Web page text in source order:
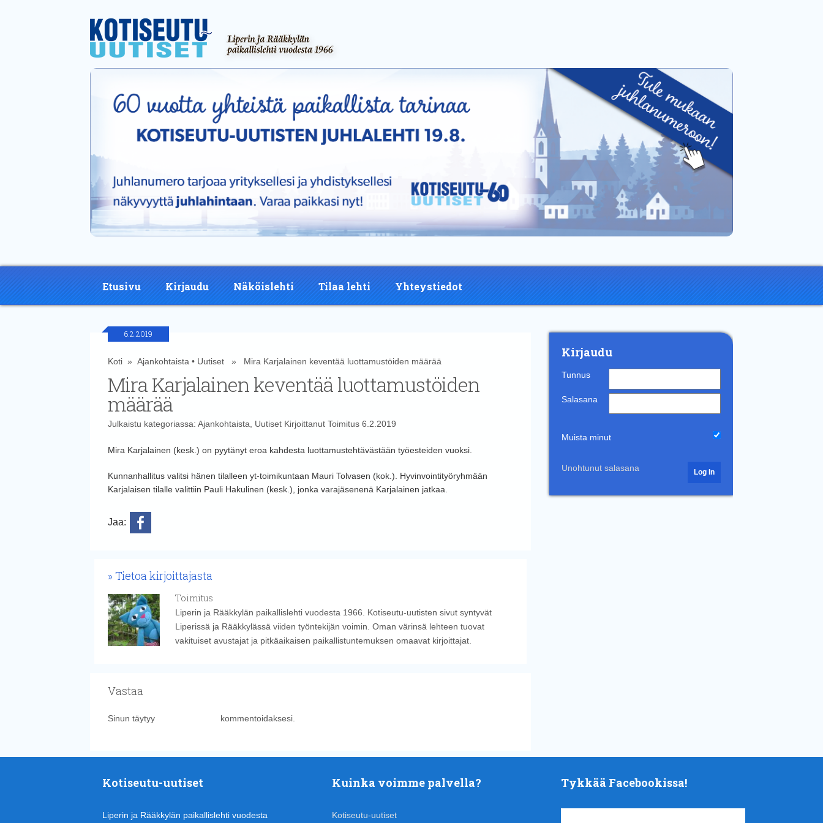
Etusivu Kirjaudu Näköislehti Tilaa lehti Yhteystiedot
6.2.2019
Koti» Ajankohtaista • Uutiset» Mira Karjalainen keventää luottamustöiden määrää
Mira Karjalainen keventää luottamustöiden
määrää
Julkaistu kategoriassa: Ajankohtaista UutisetKirjoittanut Toimitus6.2.2019
Mira Karjalainen (kesk.) on pyytänyt eroa kahdesta luottamustehtävästään työesteiden vuoksi.
Kunnanhallitus valitsi hänen tilalleen yt-toimikuntaan Mauri Tolvasen (kok.). Hyvinvointityöryhmään
Karjalaisen tilalle valittiin Pauli Hakulinen (kesk.), jonka varajäsenenä Karjalainen jatkaa.
Jaa:
Tietoa kirjoittajasta
Toimitus
Liperin ja Rääkkylän paikallislehti vuodesta 1966. Kotiseutu-uutisten sivut syntyvät
Liperissä ja Rääkkylässä viiden työntekijän voimin. Oman värinsä lehteen tuovat
vakituiset avustajat ja pitkäaikaisen paikallistuntemuksen omaavat kirjoittajat.
Vastaa
Sinun täytyy kommentoidaksesi.
Kirjaudu
Tunnus
Salasana
Muista minut
Unohtunut salasana
Kotiseutu-uutiset
Liperin ja Rääkkylän paikallislehti vuodesta
Kuinka voimme palvella?
Kotiseutu-uutiset
Tykkää Facebookissa!